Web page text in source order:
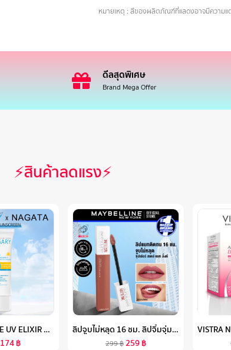
หมายเหตุ : สีของผลิตภัณฑ์ที่แสดงอาจมีความ
ดีลสุดพิเศษ
Brand Mega Offer
⚡สินค้าลดแรง⚡
KAGARY TRIPLE UV ELIXIR SUNSCREEN SPF50+ PA+++ 50G กันแดดเนื้อเจลลี่น้ำ ผิวฉ่ำโกลว์ กันแดด เบาสบายผิ สูตรกันน้ำ สดชื่นผิว ไม่มันเยิ้ม
174฿
ลิปจูบไม่หลุด 16 ชม. ลิปจิ้มจุ่มเนื้อแมท เมย์เบลลีน ซุปเปอร์ สเตย์ แมท อิ้งค์ ลิขวิด ลิปสติก 5 มล. MAYBELLINE NEW YORK SUPERSTAY MATTE INK LIQUID LIPSTICK 5 ML (เครื่องสำอาง, ลิปติดทน, ลิปแมท, ลิปกันน้ำ)
299฿259฿